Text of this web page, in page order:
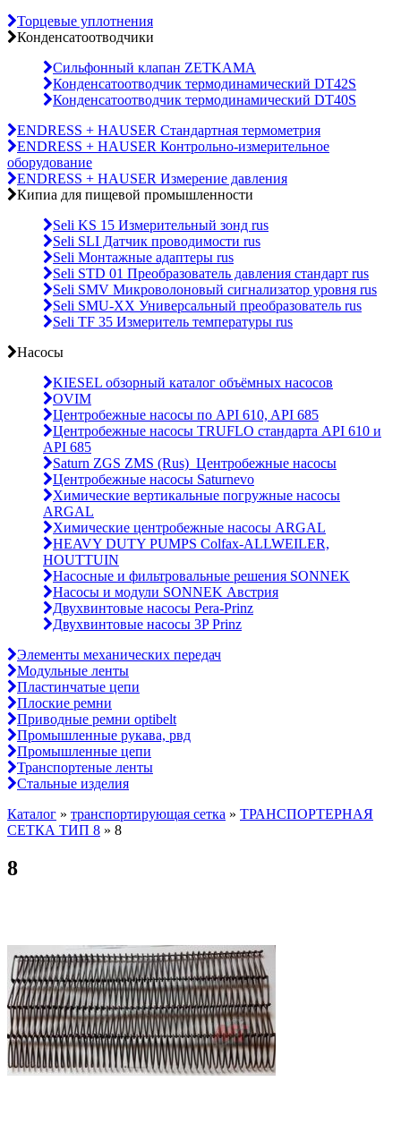
Торцевые уплотнения
Конденсатоотводчики
Сильфонный клапан ZETKAMA
Конденсатоотводчик термодинамический DT42S
Конденсатоотводчик термодинамический DT40S
ENDRESS + HAUSER Стандартная термометрия
ENDRESS + HAUSER Контрольно-измерительное
оборудование
ENDRESS + HAUSER Измерение давления
Кипиа для пищевой промышленности
Seli KS 15 Измерительный зонд rus
Seli SLI Датчик проводимости rus
Seli Монтажные адаптеры rus
Seli STD 01 Преобразователь давления стандарт rus
Seli SMV Микроволоновый сигнализатор уровня rus
Seli SMU-ХХ Универсальный преобразователь rus
Seli TF 35 Измеритель температуры rus
Насосы
KIESEL обзорный каталог объёмных насосов
OVIM
Центробежные насосы по API 610, API 685
Центробежные насосы TRUFLO стандарта API 610 и
API 685
Saturn ZGS ZMS (Rus)_Центробежные насосы
Центробежные насосы Saturnevo
Химические вертикальные погружные насосы
ARGAL
Химические центробежные насосы ARGAL
HEAVY DUTY PUMPS Colfax-ALLWEILER,
HOUTTUIN
Насосные и фильтровальные решения SONNEK
Насосы и модули SONNEK Австрия
Двухвинтовые насосы Pera-Prinz
Двухвинтовые насосы 3P Prinz
Элементы механических передач
Модульные ленты
Пластинчатые цепи
Плоские ремни
Приводные ремни optibelt
Промышленные рукава, рвд
Промышленные цепи
Транспортеные ленты
Стальные изделия
Каталог » транспортирующая сетка » ТРАНСПОРТЕРНАЯ
СЕТКА ТИП 8 » 8
8